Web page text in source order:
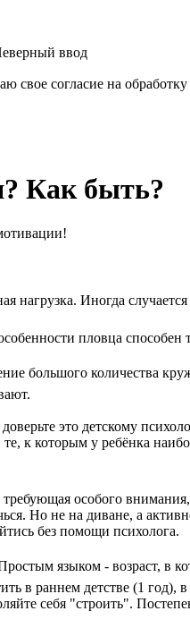
ввод
свое согласие на
Как быть?
Иногда
пловца способен
большого количества
это детскому
те, к которым у ребёнка
особого
Но не на диване, а
без помощи психолога.
языком - возраст,
в раннем детстве (1 год), в
себя "строить".